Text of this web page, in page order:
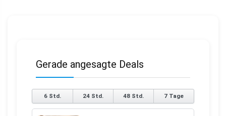
Gerade angesagte Deals
6 Std. 24 Std. 48 Std. 7 Tage